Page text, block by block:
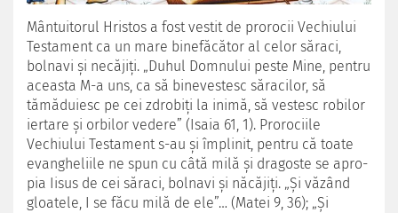
Mântuitorul Hristos a fost vestit de prorocii Vechiului
Testament ca un mare binefăcător al celor săraci,
bolnavi şi necăjiţi. „Duhul Domnului peste Mine, pentru
aceasta M-a uns, ca să binevestesc săra­cilor, să
tămăduiesc pe cei zdrobiţi la inimă, să vestesc robilor
iertare şi orbilor vedere” (Isaia 61, 1). Prorociile
Vechiului Testament s-au şi împlinit, pentru că toate
evangheliile ne spun cu câtă milă şi dragoste se apro­
pia Iisus de cei săraci, bolnavi şi năcăjiţi. „Şi văzând
gloatele, I se făcu milă de ele”… (Matei 9, 36); „Şi